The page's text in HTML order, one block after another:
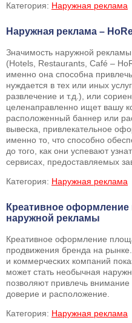
Категория: Наружная реклама
Наружная реклама –
Значимость наружной
(Hotels, Restaurants, Café –
именно она способна
нуждается в тех или иных
развлечение и т.д.), или
целенаправленно ищет вашу
расположенный баннер или
вывеска, привлекательное
именно то, что способно
до того, как они успевают
сервисах, предоставляемых
Категория: Наружная реклама
Креативное
наружной рекламы
Креативное оформление
продвижения бренда на
и коммерческих компаний
может стать необычная
позволяют привлечь внимание
доверие и расположение.
Категория: Наружная реклама